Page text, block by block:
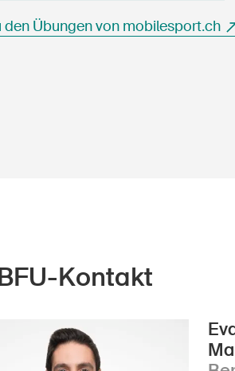
den Übungen von mobilesport.ch
Kontakt